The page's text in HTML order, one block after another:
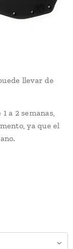
llevar de
a 2 semanas,
ya que el